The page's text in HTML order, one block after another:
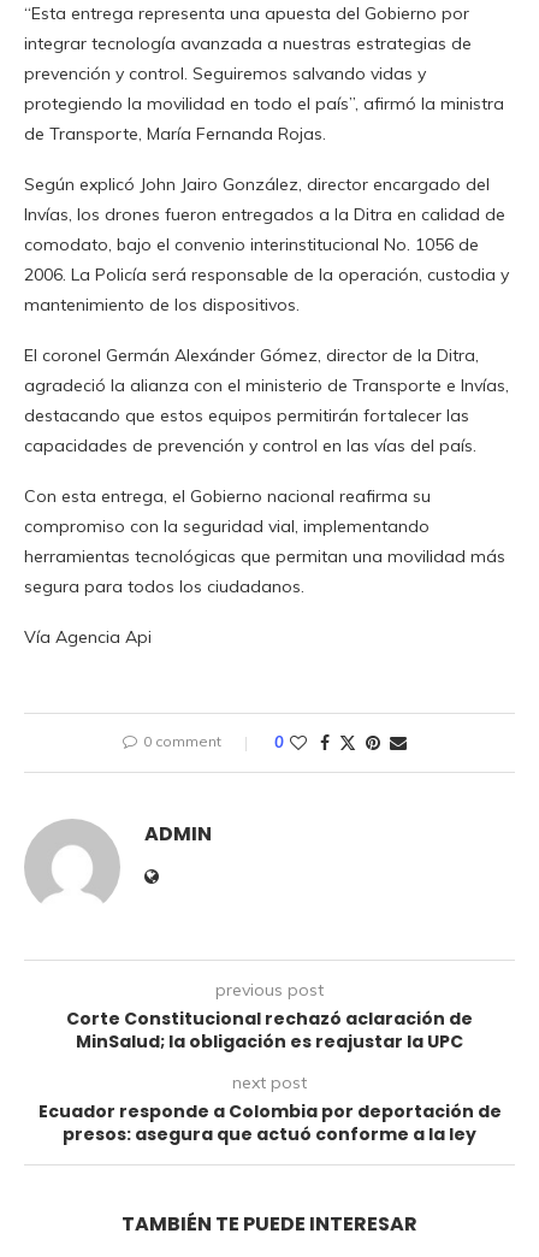
“Esta entrega representa una apuesta del Gobierno por
integrar tecnología avanzada a nuestras estrategias de
prevención y control. Seguiremos salvando vidas y
protegiendo la movilidad en todo el país”, afirmó la ministra
de Transporte, María Fernanda Rojas.
Según explicó John Jairo González, director encargado del
Invías, los drones fueron entregados a la Ditra en calidad de
comodato, bajo el convenio interinstitucional No. 1056 de
2006. La Policía será responsable de la operación, custodia y
mantenimiento de los dispositivos.
El coronel Germán Alexánder Gómez, director de la Ditra,
agradeció la alianza con el ministerio de Transporte e Invías,
destacando que estos equipos permitirán fortalecer las
capacidades de prevención y control en las vías del país.
Con esta entrega, el Gobierno nacional reafirma su
compromiso con la seguridad vial, implementando
herramientas tecnológicas que permitan una movilidad más
segura para todos los ciudadanos.
Vía Agencia Api
0 comment 0
ADMIN
previous post
Corte Constitucional rechazó aclaración de
MinSalud; la obligación es reajustar la UPC
next post
Ecuador responde a Colombia por deportación de
presos: asegura que actuó conforme a la ley
TAMBIÉN TE PUEDE INTERESAR